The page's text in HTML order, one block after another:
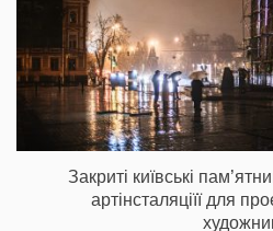
Закриті київські
артінсталяціїї для